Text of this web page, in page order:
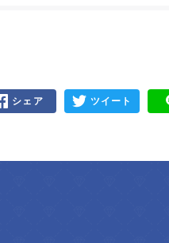
シェア ツイート